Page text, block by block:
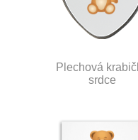
Plechová
srdce